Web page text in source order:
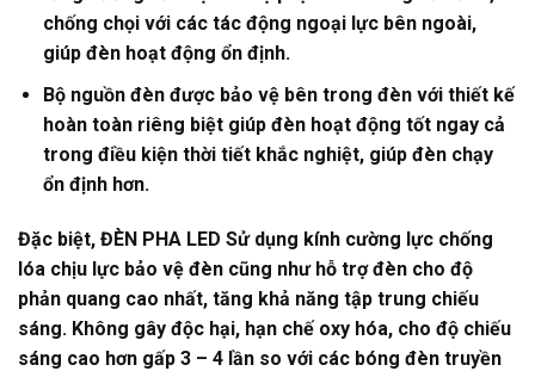
chống chọi với các tác động ngoại lực bên ngoài,
giúp đèn hoạt động ổn định.
Bộ nguồn đèn được bảo vệ bên trong đèn với thiết kế
hoàn toàn riêng biệt giúp đèn hoạt động tốt ngay cả
trong điều kiện thời tiết khắc nghiệt, giúp đèn chạy
ổn định hơn.
Đặc biệt, ĐÈN PHA LED Sử dụng kính cường lực chống
lóa chịu lực bảo vệ đèn cũng như hỗ trợ đèn cho độ
phản quang cao nhất, tăng khả năng tập trung chiếu
sáng. Không gây độc hại, hạn chế oxy hóa, cho độ chiếu
sáng cao hơn gấp 3 – 4 lần so với các bóng đèn truyền